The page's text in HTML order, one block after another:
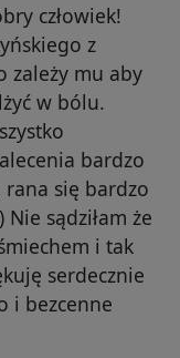
człowiek!
z
zależy mu aby
w bólu.
bardzo
się bardzo
sądziłam że
i tak
serdecznie
i bezcenne